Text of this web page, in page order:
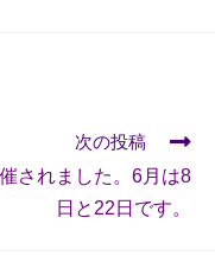
次の投稿
されました。6月は8
日と22日です。